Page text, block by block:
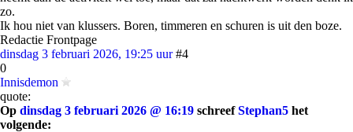
zo.
Ik hou niet van klussers. Boren, timmeren en schuren is uit den boze.
Redactie Frontpage
dinsdag 3 februari 2026, 19:25 uur #4
0
Innisdemon
quote:
Op dinsdag 3 februari 2026 @ 16:19 schreefStephan5 het
volgende: